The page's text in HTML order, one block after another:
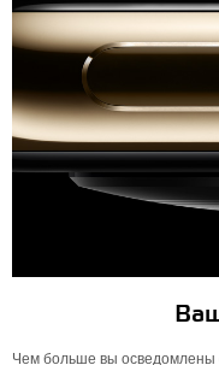
Чем больше вы осведомлены